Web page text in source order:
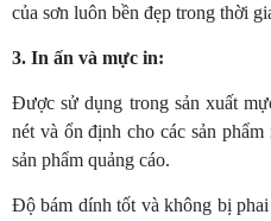
của sơn luôn bền đẹp trong thời
3. In ấn và mực in:
Được sử dụng trong sản xuất
nét và ổn định cho các sản
sản phẩm quảng cáo.
Độ bám dính tốt và không bị